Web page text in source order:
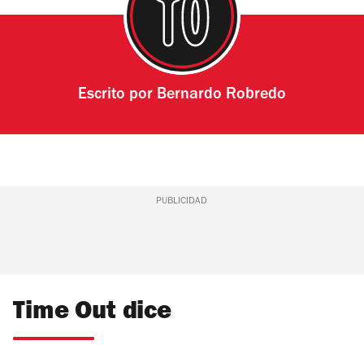
Escrito por Bernardo Robredo
PUBLICIDAD
Time Out dice